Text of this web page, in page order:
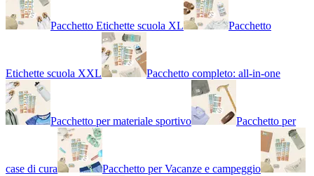
Pacchetto Etichette scuola XL Pacchetto
Etichette scuola XXL Pacchetto completo: all-in-one
Pacchetto per materiale sportivo Pacchetto per
case di cura Pacchetto per Vacanze e campeggio